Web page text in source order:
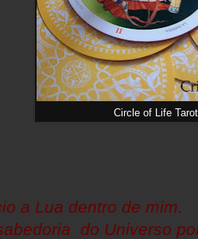
Circle of Life Tarot
a Lua dentro de mim.
do Universo